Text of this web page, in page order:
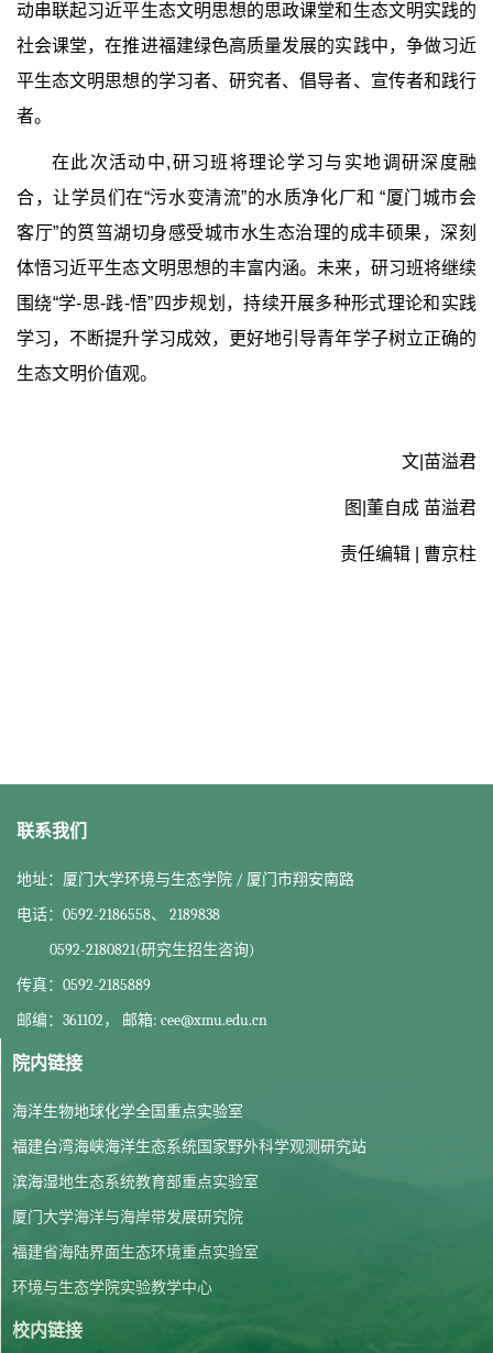
动串联起习近平生态文明思想的思政课堂和生态文明实践的
社会课堂，在推进福建绿色高质量发展的实践中，争做习近
平生态文明思想的学习者、研究者、倡导者、宣传者和践行
者。
在此次活动中,研习班将理论学习与实地调研深度融
合，让学员们在“污水变清流”的水质净化厂和 “厦门城市会
客厅”的筼筜湖切身感受城市水生态治理的成丰硕果，深刻
体悟习近平生态文明思想的丰富内涵。未来，研习班将继续
围绕“学-思-践-悟”四步规划，持续开展多种形式理论和实践
学习，不断提升学习成效，更好地引导青年学子树立正确的
生态文明价值观。
文 苗溢君
图 董自成 苗溢君
责任编辑 曹京柱
联系我们
地址：厦门大学环境与生态学院 / 厦门市翔安南路
电话：0592-2186558、 2189838
0592-2180821(研究生招生咨询)
传真：0592-2185889
邮编：361102， 邮箱: cee@xmu.edu.cn
院内链接
海洋生物地球化学全国重点实验室
福建台湾海峡海洋生态系统国家野外科学观测研究站
滨海湿地生态系统教育部重点实验室
厦门大学海洋与海岸带发展研究院
福建省海陆界面生态环境重点实验室
环境与生态学院实验教学中心
校内链接